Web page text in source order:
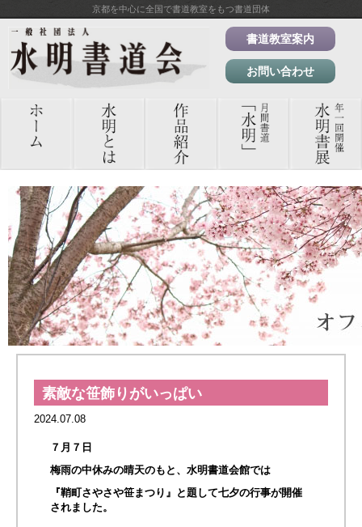
京都を中心に全国で書道教室をもつ書道団体
書道教室案内
お問い合わせ
素敵な笹飾りがいっぱい
2024.07.08
７月７日
梅雨の中休みの晴天のもと、水明書道会館では
『鞘町さやさや笹まつり』と題して七夕の行事が開催
されました。